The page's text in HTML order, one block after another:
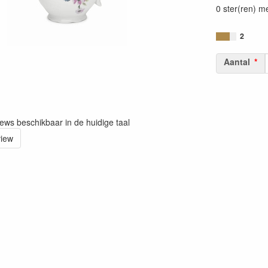
0 ster(ren)
2
Aantal
beschikbaar in de huidige taal